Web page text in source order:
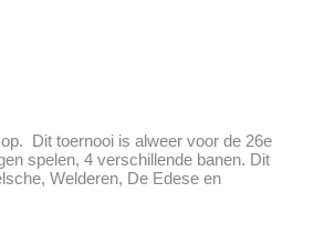
Dit toernooi is alweer voor de 26e
spelen, 4 verschillende banen. Dit
Welderen, De Edese en